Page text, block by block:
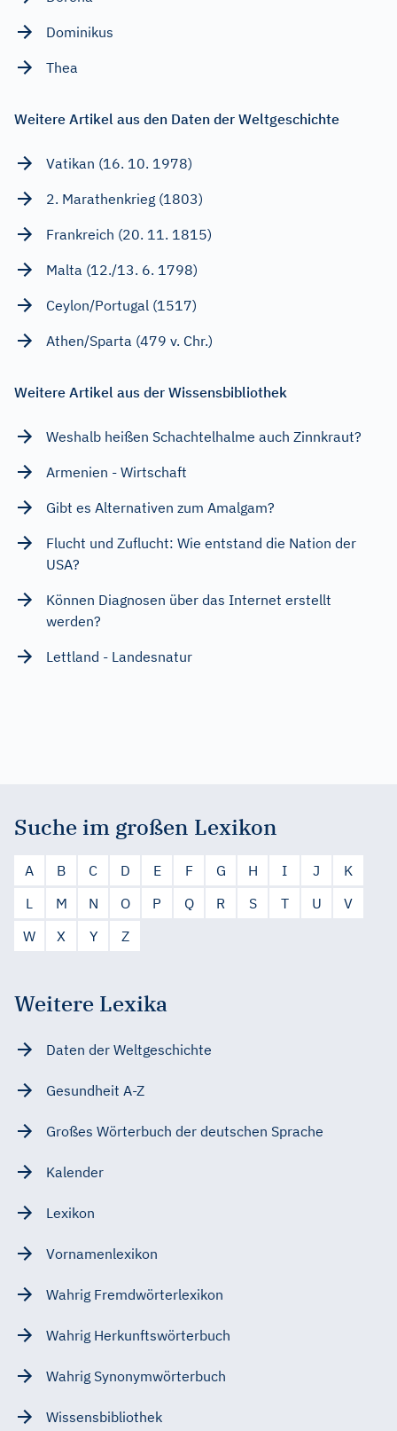
Dominikus
Thea
Weitere Artikel aus den Daten der Weltgeschichte
Vatikan (16. 10. 1978)
2. Marathenkrieg (1803)
Frankreich (20. 11. 1815)
Malta (12./13. 6. 1798)
Ceylon/Portugal (1517)
Athen/Sparta (479 v. Chr.)
Weitere Artikel aus der Wissensbibliothek
Weshalb heißen Schachtelhalme auch Zinnkraut?
Armenien - Wirtschaft
Gibt es Alternativen zum Amalgam?
Flucht und Zuflucht: Wie entstand die Nation der
USA?
Können Diagnosen über das Internet erstellt
werden?
Lettland - Landesnatur
Suche im großen Lexikon
A B C D E F G H I J
K
L
M N O P Q R S T U
V
W
X Y Z
Weitere Lexika
Daten der Weltgeschichte
Gesundheit A-Z
Großes Wörterbuch der deutschen Sprache
Kalender
Lexikon
Vornamenlexikon
Wahrig Fremdwörterlexikon
Wahrig Herkunftswörterbuch
Wahrig Synonymwörterbuch
Wissensbibliothek